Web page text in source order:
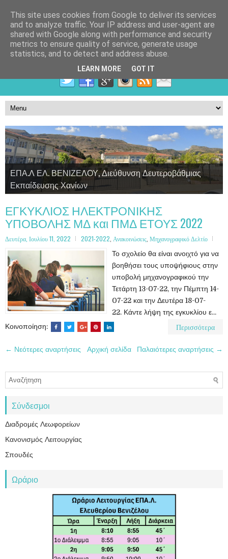
ΕΠΑ.Λ ΕΛ. ΒΕΝΙΖΕΛΟΥ, Διεύθυνση Δευτεροβάθμιας
Εκπαίδευσης Χανίων
Τομέας Πληροφορικής
Τομέας Γεωπονίας, Τροφίμων και Περιβάλλοντος
Τομέας Υγείας, Πρόνοιας και Ευεξίας
ΕΓΚΥΚΛΙΟΣ ΗΛΕΚΤΡΟΝΙΚΗΣ
ΥΠΟΒΟΛΗΣ ΜΔ και ΠΜΔ ΕΤΟΥΣ 2022
Δευτέρα, Ιουλίου 11, 2022 2021-2022 Ανακοινώσεις Μηχανογραφικό Δελτίο
Το σχολείο θα είναι ανοιχτό για να
βοηθήσει τους υποψήφιους στην
υποβολή μηχανογραφικού την
Τετάρτη 13-07-22, την Πέμπτη 14-
07-22 και την Δευτέρα 18-07-
22. Κάντε λήψη της εγκυκλίου ε...
Κοινοποίηση:
Περισσότερα
← Νεότερες αναρτήσεις Παλαιότερες αναρτήσεις →
Αρχική σελίδα
Σύνδεσμοι
Διαδρομές Λεωφορείων
Κανονισμός Λειτουργίας
Σπουδές
Ωράριο
This site uses cookies from Google to deliver its services
and to analyze traffic. Your IP address and user-agent are
shared with Google along with performance and security
metrics to ensure quality of service, generate usage
statistics, and to detect and address abuse.
LEARN MORE GOT IT